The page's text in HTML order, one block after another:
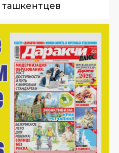
ташкентцев